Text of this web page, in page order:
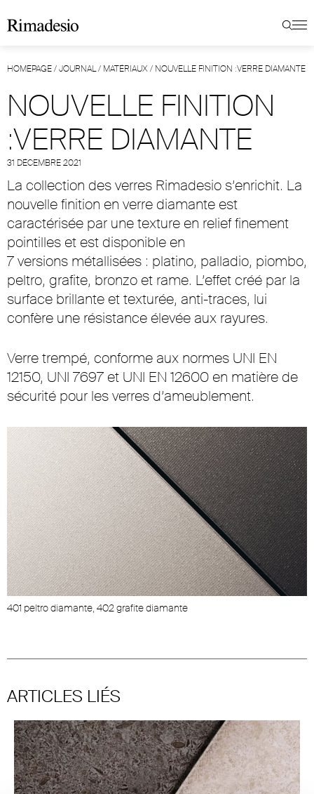
HOMEPAGE/JOURNAL/ MATÉRIAUX/ NOUVELLE FINITION :VERRE DIAMANTE
NOUVELLE FINITION
:VERRE DIAMANTE
31 DÉCEMBRE 2021
La collection des verres Rimadesio s’enrichit. La
nouvelle finition en verre diamante est
caractérisée par une texture en relief finement
pointilles et est disponible en
7 versions métallisées : platino, palladio, piombo,
peltro, grafite, bronzo et rame. L’effet créé par la
surface brillante et texturée, anti-traces, lui
confère une résistance élevée aux rayures.
Verre trempé, conforme aux normes UNI EN
12150, UNI 7697 et UNI EN 12600 en matière de
sécurité pour les verres d’ameublement.
401 peltro diamante, 402 grafite diamante
ARTICLES LIÉS